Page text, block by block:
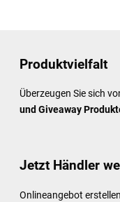
Produktvielfalt
Überzeugen Sie sich
und Giveaway
Jetzt Händler
Onlineangebot